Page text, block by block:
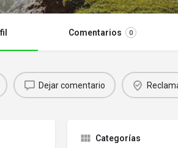
Comentarios 0
Dejar comentario
Categorías